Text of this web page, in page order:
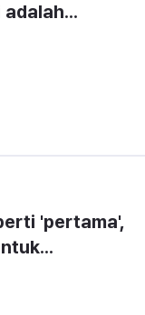
'pertama',